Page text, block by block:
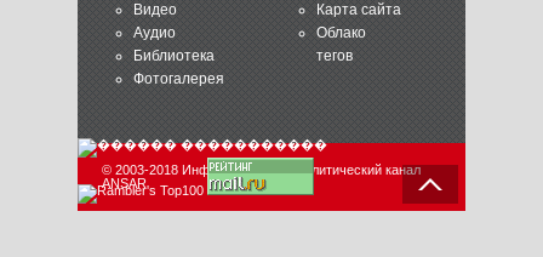
Видео
Аудио
Библиотека
Фотогалерея
Карта сайта
Облако
тегов
© 2003-2018 Информационно-аналитический канал
ANSAR